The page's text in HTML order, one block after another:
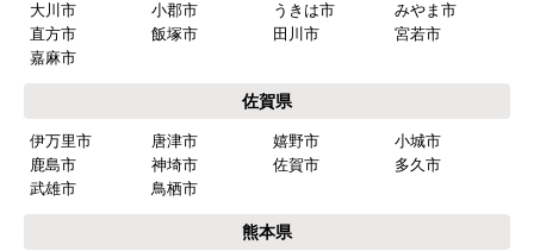
大川市
小郡市 うきは市
みやま市
直方市
飯塚市 田川市
宮若市
嘉麻市
佐賀県
伊万里市 唐津市 嬉野市
小城市
鹿島市
神埼市 佐賀市
多久市
武雄市
鳥栖市
熊本県